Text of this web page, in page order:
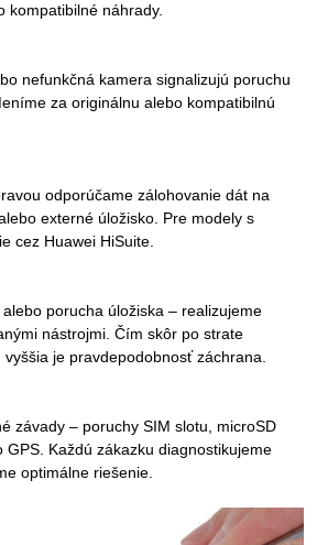
kompatibilné náhrady.
nefunkčná kamera signalizujú poruchu
za originálnu alebo kompatibilnú
odporúčame zálohovanie dát na
externé úložisko. Pre modely s
cez Huawei HiSuite.
porucha úložiska – realizujeme
nástrojmi. Čím skôr po strate
je pravdepodobnosť záchrana.
závady – poruchy SIM slotu, microSD
GPS. Každú zákazku diagnostikujeme
optimálne riešenie.